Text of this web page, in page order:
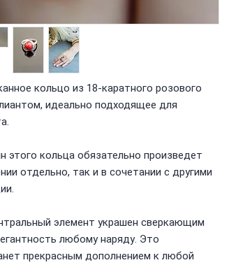
кольцо из 18-каратного розового
идеально подходящее для
этого кольца обязательно произведет
отдельно, так и в сочетании с другими
элемент украшен сверкающим
любому наряду. Это
прекрасным дополнением к любой